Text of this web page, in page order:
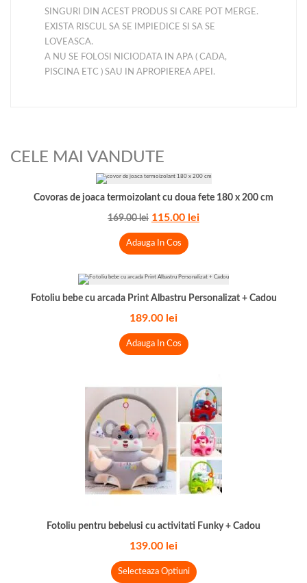
SINGURI DIN ACEST PRODUS SI CARE POT MERGE.
EXISTA RISCUL SA SE IMPIEDICE SI SA SE
LOVEASCA.
A NU SE FOLOSI NICIODATA IN APA ( CADA,
PISCINA ETC ) SAU IN APROPIEREA APEI.
CELE MAI VANDUTE
Covoras de joaca termoizolant cu doua fete 180 x 200 cm
169.00lei 115.00 lei
Adauga In Cos
Fotoliu bebe cu arcada Print Albastru Personalizat + Cadou
189.00 lei
Adauga In Cos
Fotoliu pentru bebelusi cu activitati Funky + Cadou
139.00 lei
Selecteaza Optiuni